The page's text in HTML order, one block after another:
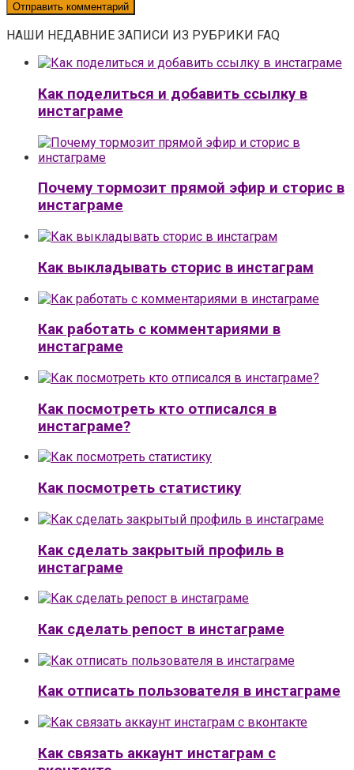
НАШИ НЕДАВНИЕ ЗАПИСИ ИЗ РУБРИКИ FAQ
Как поделиться и добавить ссылку в
инстаграме
Почему тормозит прямой эфир и сторис в
инстаграме
Как выкладывать сторис в инстаграм
Как работать с комментариями в
инстаграме
Как посмотреть кто отписался в
инстаграме?
Как посмотреть статистику
Как сделать закрытый профиль в
инстаграме
Как сделать репост в инстаграме
Как отписать пользователя в инстаграме
Как связать аккаунт инстаграм с